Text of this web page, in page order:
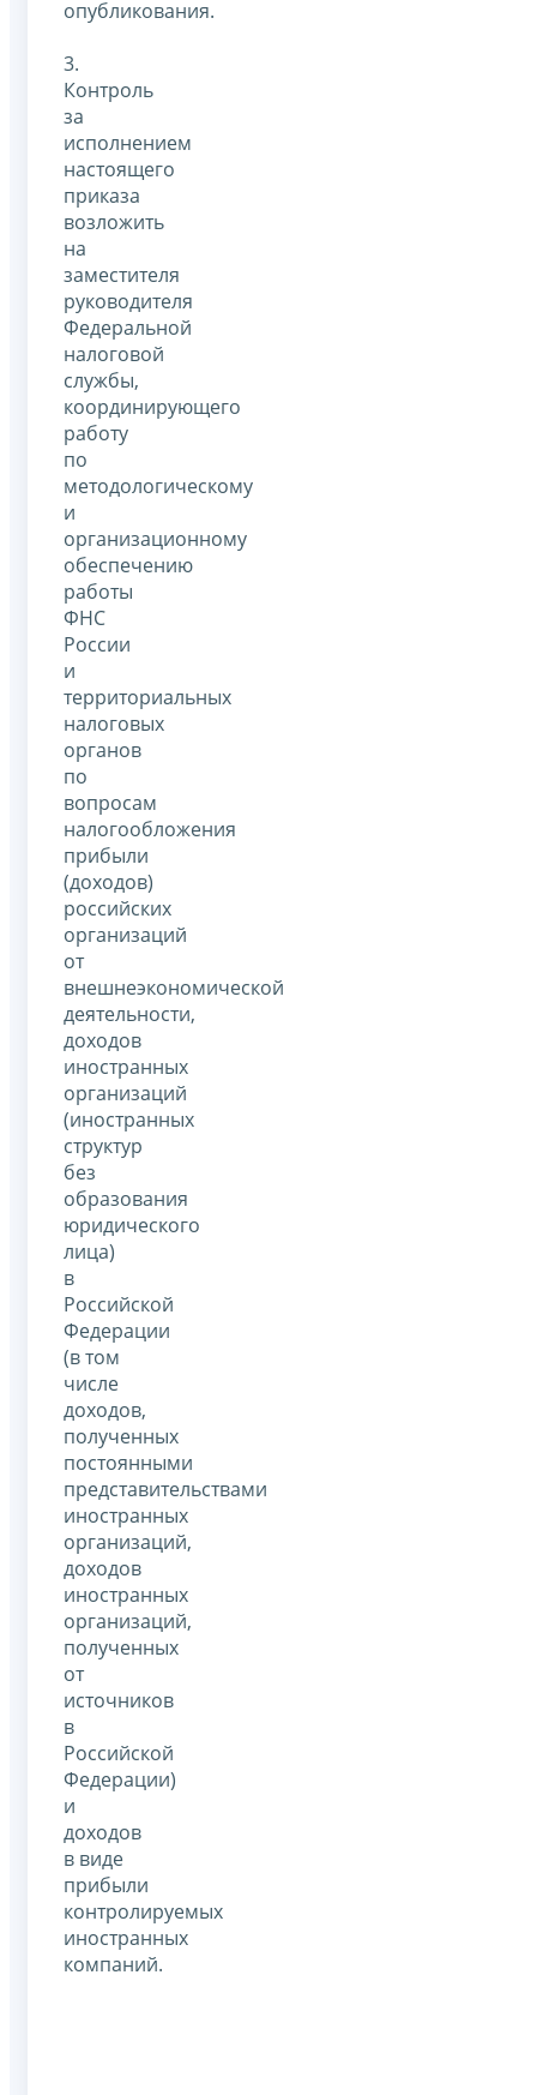
опубликования.
3.
Контроль
за
исполнением
настоящего
приказа
возложить
на
заместителя
руководителя
Федеральной
налоговой
службы,
координирующего
работу
по
методологическому
и
организационному
обеспечению
работы
ФНС
России
и
территориальных
налоговых
органов
по
вопросам
налогообложения
прибыли
(доходов)
российских
организаций
от
внешнеэкономической
деятельности,
доходов
иностранных
организаций
(иностранных
структур
без
образования
юридического
лица)
в
Российской
Федерации
(в том
числе
доходов,
полученных
постоянными
представительствами
иностранных
организаций,
доходов
иностранных
организаций,
полученных
от
источников
в
Российской
Федерации)
и
доходов
в виде
прибыли
контролируемых
иностранных
компаний.